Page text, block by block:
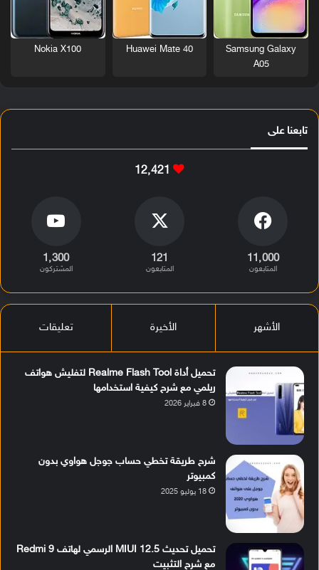
Samsung Galaxy
A05
Huawei Mate 40
Nokia X100
تابعنا على
12٬421
11٬000
المتابعون
121
المتابعون
1٬300
المشتركون
الأشهر الأخيرة تعليقات
تحميل أداة Realme Flash Tool لتفليش هواتف
ريلمي مع شرح كيفية استخدامها
8 فبراير 2026
شرح طريقة تخطي حساب جوجل هواوي بدون
كمبيوتر
18 يوليو 2025
تحميل تحديث MIUI 12.5 الرسمي لهاتف Redmi 9
مع شرح التثبيت